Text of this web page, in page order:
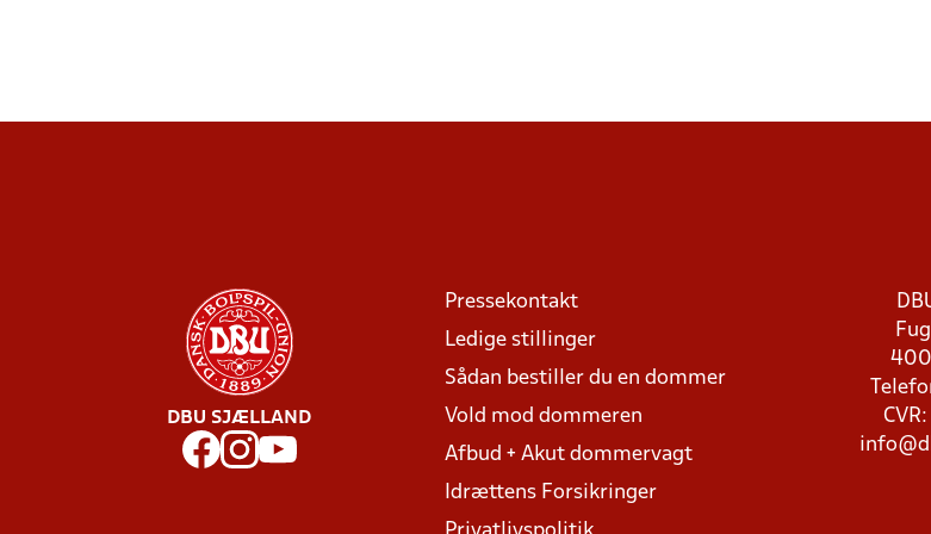
DBU SJÆLLAND
Pressekontakt
Ledige stillinger
Sådan bestiller du en dommer
Vold mod dommeren
Afbud + Akut dommervagt
Idrættens Forsikringer